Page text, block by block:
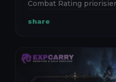
Combat Rating
verbessern, sobald es
share